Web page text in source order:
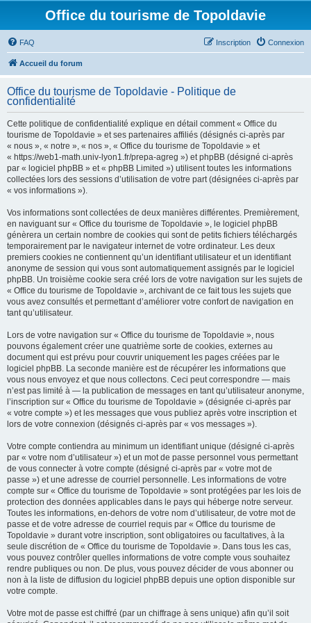
Office du tourisme de Topoldavie
FAQ Connexion
Inscription
Accueil du forum
Office du tourisme de Topoldavie - Politique de
confidentialité
Cette politique de confidentialité explique en détail comment « Office du
tourisme de Topoldavie » et ses partenaires affiliés (désignés ci-après par
« nous », « notre », « nos », « Office du tourisme de Topoldavie » et
« https://web1-math.univ-lyon1.fr/prepa-agreg ») et phpBB (désigné ci-après
par « logiciel phpBB » et « phpBB Limited ») utilisent toutes les informations
collectées lors des sessions d’utilisation de votre part (désignées ci-après par
« vos informations »).
Vos informations sont collectées de deux manières différentes. Premièrement,
en naviguant sur « Office du tourisme de Topoldavie », le logiciel phpBB
génèrera un certain nombre de cookies qui sont de petits fichiers téléchargés
temporairement par le navigateur internet de votre ordinateur. Les deux
premiers cookies ne contiennent qu’un identifiant utilisateur et un identifiant
anonyme de session qui vous sont automatiquement assignés par le logiciel
phpBB. Un troisième cookie sera créé lors de votre navigation sur les sujets de
« Office du tourisme de Topoldavie », archivant de ce fait tous les sujets que
vous avez consultés et permettant d’améliorer votre confort de navigation en
tant qu’utilisateur.
Lors de votre navigation sur « Office du tourisme de Topoldavie », nous
pouvons également créer une quatrième sorte de cookies, externes au
document qui est prévu pour couvrir uniquement les pages créées par le
logiciel phpBB. La seconde manière est de récupérer les informations que
vous nous envoyez et que nous collectons. Ceci peut correspondre — mais
n’est pas limité à — la publication de messages en tant qu’utilisateur anonyme,
l’inscription sur « Office du tourisme de Topoldavie » (désignée ci-après par
« votre compte ») et les messages que vous publiez après votre inscription et
lors de votre connexion (désignés ci-après par « vos messages »).
Votre compte contiendra au minimum un identifiant unique (désigné ci-après
par « votre nom d’utilisateur ») et un mot de passe personnel vous permettant
de vous connecter à votre compte (désigné ci-après par « votre mot de
passe ») et une adresse de courriel personnelle. Les informations de votre
compte sur « Office du tourisme de Topoldavie » sont protégées par les lois de
protection des données applicables dans le pays qui héberge notre serveur.
Toutes les informations, en-dehors de votre nom d’utilisateur, de votre mot de
passe et de votre adresse de courriel requis par « Office du tourisme de
Topoldavie » durant votre inscription, sont obligatoires ou facultatives, à la
seule discrétion de « Office du tourisme de Topoldavie ». Dans tous les cas,
vous pouvez contrôler quelles informations de votre compte vous souhaitez
rendre publiques ou non. De plus, vous pouvez décider de vous abonner ou
non à la liste de diffusion du logiciel phpBB depuis une option disponible sur
votre compte.
Votre mot de passe est chiffré (par un chiffrage à sens unique) afin qu’il soit